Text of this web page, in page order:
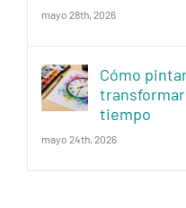
mayo 28th, 2026
Cómo
tiempo
mayo 24th, 2026